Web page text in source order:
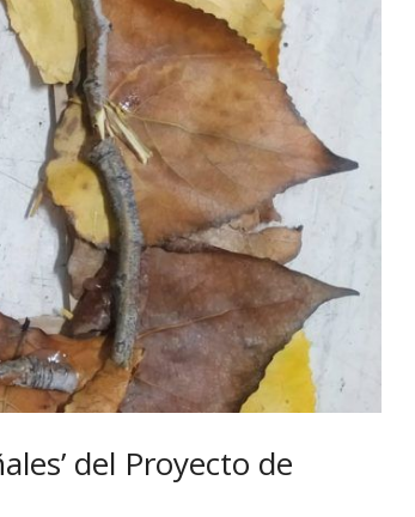
del Proyecto de